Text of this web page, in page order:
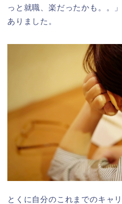
っと就職、楽だったかも。。
ありました。
とくに自分のこれまでのキャ